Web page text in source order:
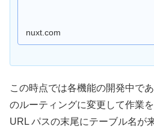
nuxt.com
この時点では各機能の開発中で
のルーティングに変更して作業
URL パスの末尾にテーブル名が